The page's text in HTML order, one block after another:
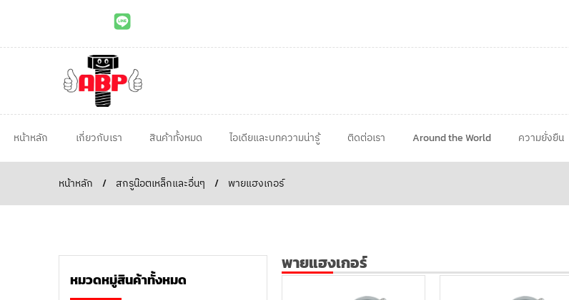
หน้าหลัก เกี่ยวกับเรา สินค้าทั้งหมด ไอเดียและบทความน่ารู้ ติดต่อเรา Around the World ความยั่งยืน
หน้าหลัก / สกรูน๊อตเหล็กและอื่นๆ / พายแฮงเกอร์
หมวดหมู่สินค้าทั้งหมด
พายแฮงเกอร์